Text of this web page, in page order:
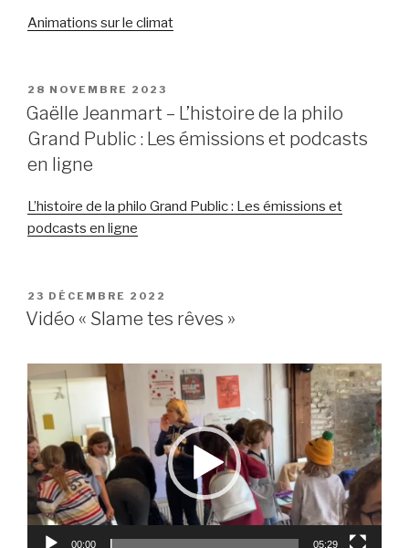
Animations sur le climat
PUBLIÉ
LE
28 NOVEMBRE 2023
Gaëlle Jeanmart – L’histoire de la philo
Grand Public : Les émissions et podcasts
en ligne
L’histoire de la philo Grand Public : Les émissions et
podcasts en ligne
PUBLIÉ
LE
23 DÉCEMBRE 2022
Vidéo « Slame tes rêves »
Lecteur
vidéo
00:00 05:29